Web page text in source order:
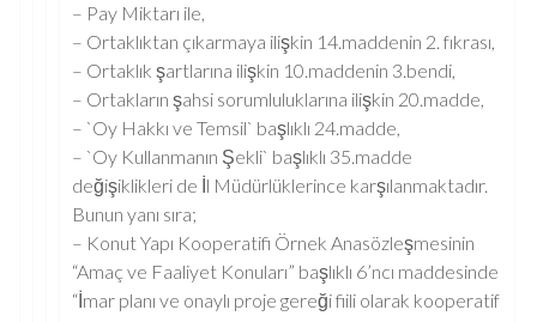
– Pay Miktarı ile,
– Ortaklıktan çıkarmaya ilişkin 14.maddenin 2. fıkrası,
– Ortaklık şartlarına ilişkin 10.maddenin 3.bendi,
– Ortakların şahsi sorumluluklarına ilişkin 20.madde,
– `Oy Hakkı ve Temsil` başlıklı 24.madde,
– `Oy Kullanmanın Şekli` başlıklı 35.madde
değişiklikleri de İl Müdürlüklerince karşılanmaktadır.
Bunun yanı sıra;
– Konut Yapı Kooperatifi Örnek Anasözleşmesinin
“Amaç ve Faaliyet Konuları” başlıklı 6’ncı maddesinde
“İmar planı ve onaylı proje gereği fiili olarak kooperatif